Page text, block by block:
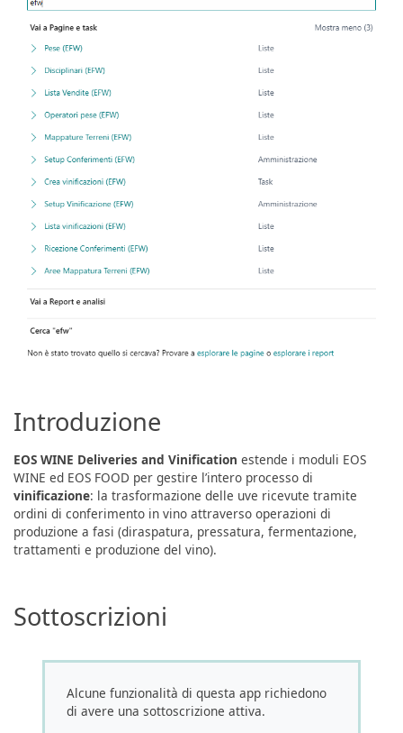
Introduzione
EOS WINE Deliveries and Vinification estende i moduli EOS
WINE ed EOS FOOD per gestire l’intero processo di
vinificazione: la trasformazione delle uve ricevute tramite
ordini di conferimento in vino attraverso operazioni di
produzione a fasi (diraspatura, pressatura, fermentazione,
trattamenti e produzione del vino).
Sottoscrizioni
Alcune funzionalità di questa app richiedono
di avere una sottoscrizione attiva.